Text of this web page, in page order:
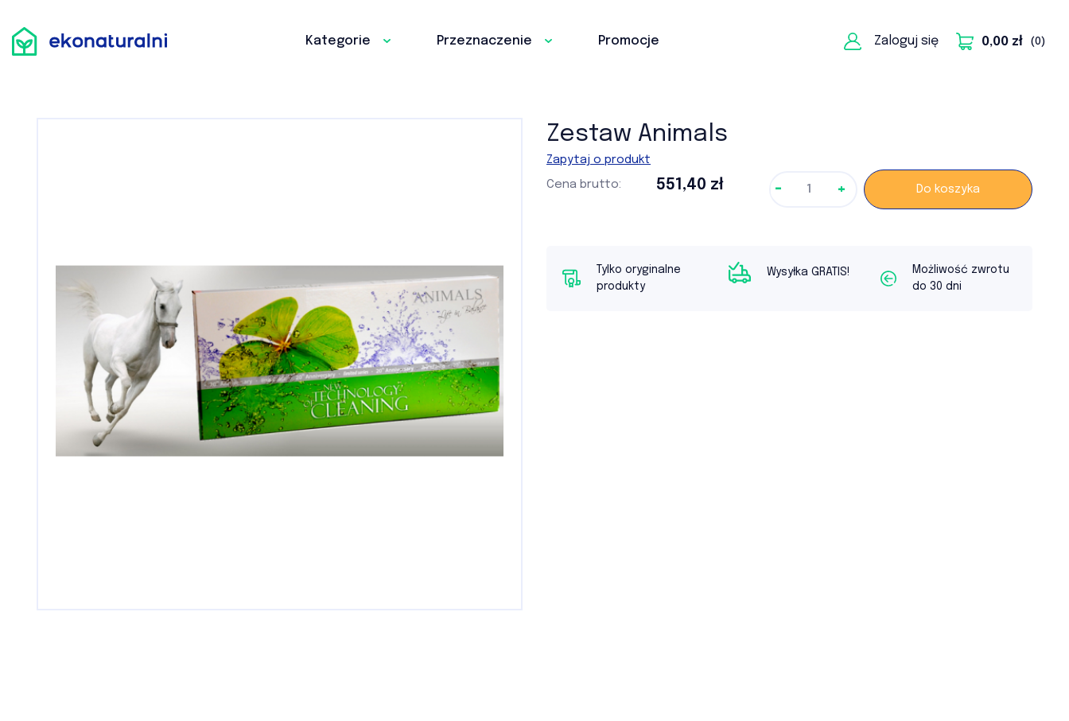
Kategorie Przeznaczenie Promocje Zaloguj się 0,00 zł (0)
Strona główna Kategorie Powrót
Zestaw Animals
Zapytaj o produkt
Cena brutto: 551,40 zł - + Do koszyka
Tylko oryginalne
produkty
Wysyłka GRATIS!
Możliwość zwrotu
do 30 dni